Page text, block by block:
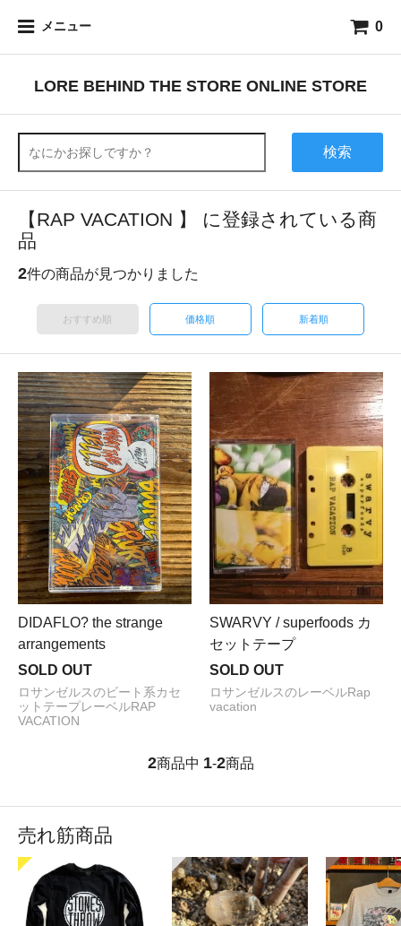
メニュー 0
LORE BEHIND THE STORE ONLINE STORE
検索
【RAP VACATION 】 に登録されている商
品
2件の商品が見つかりました
おすすめ順 価格順 新着順
DIDAFLO? the strange
arrangements
SOLD OUT
ロサンゼルスのビート系カセ
ットテープレーベルRAP
VACATION
SWARVY / superfoods カ
セットテープ
SOLD OUT
ロサンゼルスのレーベルRap
vacation
2商品中 1-2商品
売れ筋商品